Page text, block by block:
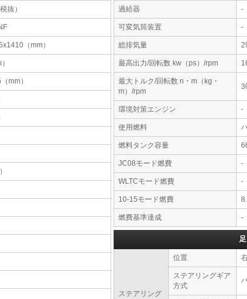
抜）
（mm）
mm）
過給器 -
可変気筒装置 -
総排気量
最高出力/回転数 kw（ps）/rpm
最大トルク/回転数 n・m（kg・
m）/rpm
環境対策エンジン -
使用燃料
燃料タンク容量
JC08モード燃費 -
WLTCモード燃費 -
10-15モード燃費
燃費基準達成 -
ステアリング
位置
ステアリングギア
方式